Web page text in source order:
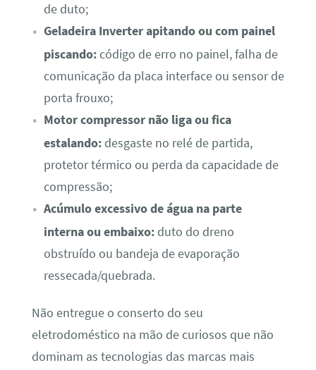
de duto;
Geladeira Inverter apitando ou com painel
piscando:código de erro no painel, falha de
comunicação da placa interface ou sensor de
porta frouxo;
Motor compressor não liga ou fica
estalando:desgaste no relé de partida,
protetor térmico ou perda da capacidade de
compressão;
Acúmulo excessivo de água na parte
interna ou embaixo:duto do dreno
obstruído ou bandeja de evaporação
ressecada/quebrada.
Não entregue o conserto do seu
eletrodoméstico na mão de curiosos que não
dominam as tecnologias das marcas mais